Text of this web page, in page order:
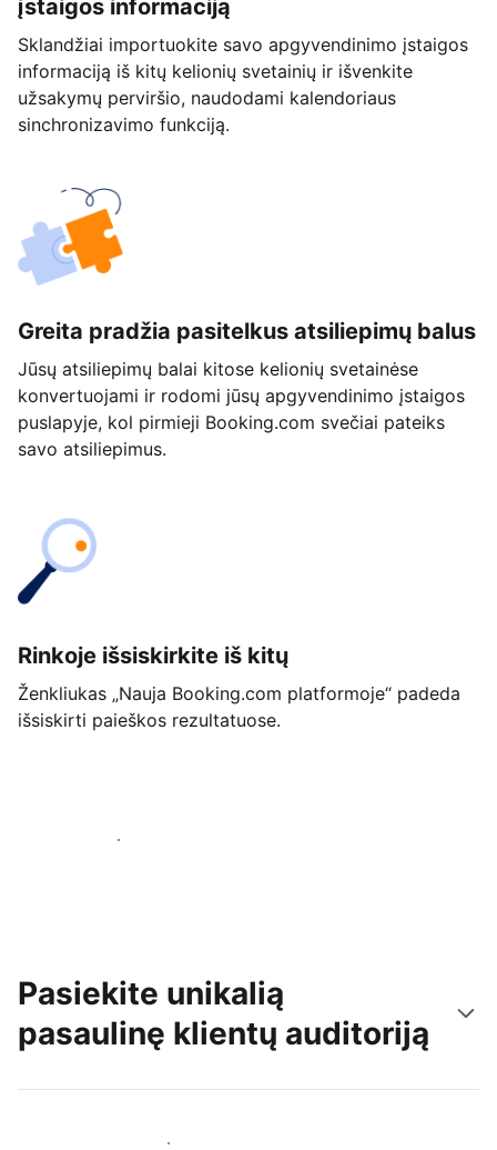
įstaigos informaciją
Sklandžiai importuokite savo apgyvendinimo įstaigos
informaciją iš kitų kelionių svetainių ir išvenkite
užsakymų perviršio, naudodami kalendoriaus
sinchronizavimo funkciją.
Greita pradžia pasitelkus atsiliepimų balus
Jūsų atsiliepimų balai kitose kelionių svetainėse
konvertuojami ir rodomi jūsų apgyvendinimo įstaigos
puslapyje, kol pirmieji Booking.com svečiai pateiks
savo atsiliepimus.
Rinkoje išsiskirkite iš kitų
Ženkliukas „Nauja Booking.com platformoje“ padeda
išsiskirti paieškos rezultatuose.
Pradėti jau šiandien
Pasiekite unikalią
pasaulinę klientų auditoriją
Pritraukti naujų svečių šiandien